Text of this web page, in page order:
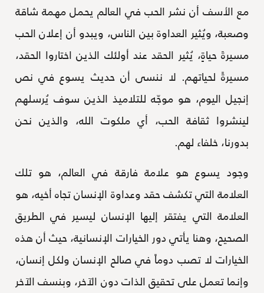
مع الأسف أن نشر الحب في العالم يحمل مهمة شاقة
وصعبة، ويُثير العداوة بين الناس، ويبدو أن إعلان الحب
مسيرةَ حياةٍ، يُثير الحقد عند أولئك الذين اختاروا الحقد،
مسيرةً لحياتهم. لا ننسى أن حديث يسوع في نص
إنجيل اليوم، هو موجّه للتلاميذ الذين سوف يُرسلهم
لينشروا ثقافة الحب، أي ملكوت الله، والذين نحن
بدورنا، خلفاء لهم.
وجود يسوع هو علامة فارقة في العالم، هو تلك
العلامة التي تكشف حقد وعداوة الإنسان تجاه أخيه، هو
العلامة التي يفتقر إليها الإنسان ليسير في الطريق
الصحيح، وهنا يأتي دور الخيارات الإنسانية، حيث أن هذه
الخيارات لا تصب دوماً في صالح الإنسان ولكل إنسان،
وإنما تعمل على تحقيق الذات دون الآخر، وبنسف الآخر